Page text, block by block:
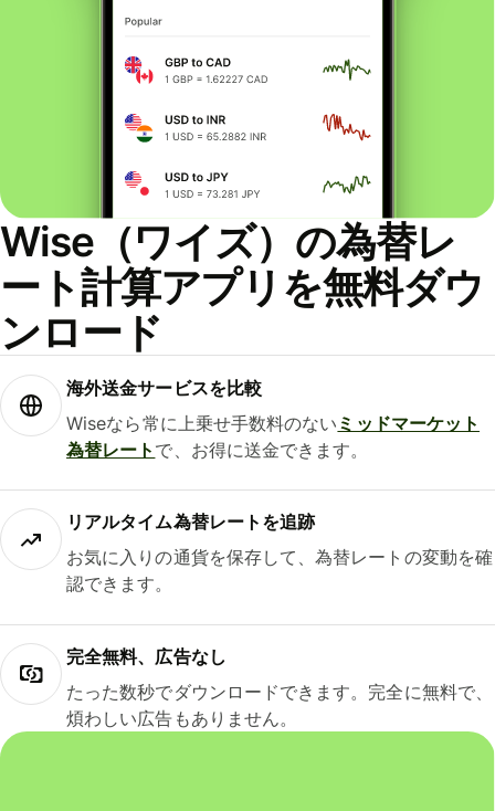
Wise（ワイズ）の為替レ
ート計算アプリを無料ダウ
ンロード
海外送金サービスを比較
Wiseなら常に上乗せ手数料のない ミッドマーケット
為替レート で、お得に送金できます。
リアルタイム為替レートを追跡
お気に入りの通貨を保存して、為替レートの変動を確
認できます。
完全無料、広告なし
たった数秒でダウンロードできます。完全に無料で、
煩わしい広告もありません。